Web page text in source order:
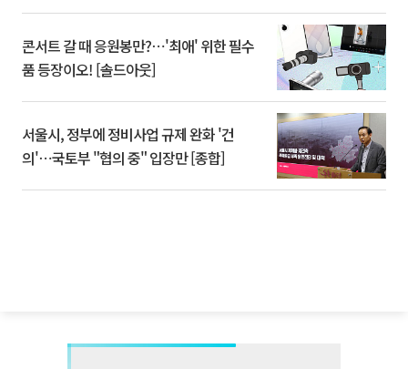
콘서트 갈 때 응원봉만?⋯'최애' 위한 필수
품 등장이오! [솔드아웃]
서울시, 정부에 정비사업 규제 완화 '건
의'⋯국토부 "협의 중" 입장만 [종합]